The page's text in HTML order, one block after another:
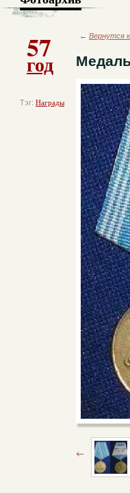
57
год
Тэг: Награды
← Вернутся